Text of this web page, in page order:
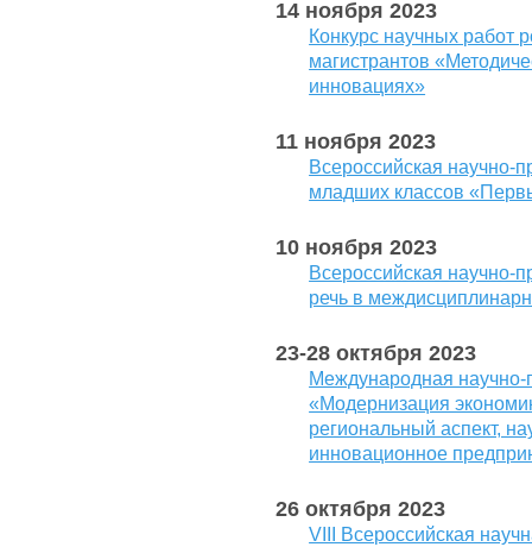
14 ноября 2023
Конкурс научных работ
магистрантов
инновациях»
11 ноября 2023
Всероссийская научно-
младших классов
10 ноября 2023
Всероссийская научно-
речь в
23-28 октября 2023
Международная научно-
«Модернизация
региональный аспект,
инновационное
26 октября 2023
VIII Всероссийская